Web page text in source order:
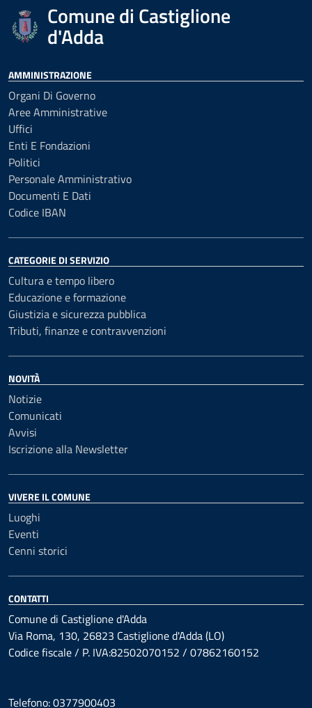
Comune di Castiglione
d'Adda
AMMINISTRAZIONE
Organi Di Governo
Aree Amministrative
Uffici
Enti E Fondazioni
Politici
Personale Amministrativo
Documenti E Dati
Codice IBAN
CATEGORIE DI SERVIZIO
Cultura e tempo libero
Educazione e formazione
Giustizia e sicurezza pubblica
Tributi, finanze e contravvenzioni
NOVITÀ
Notizie
Comunicati
Avvisi
Iscrizione alla Newsletter
VIVERE IL COMUNE
Luoghi
Eventi
Cenni storici
CONTATTI
Comune di Castiglione d'Adda
Via Roma, 130, 26823 Castiglione d'Adda (LO)
Codice fiscale / P. IVA:82502070152 / 07862160152
Telefono: 0377900403